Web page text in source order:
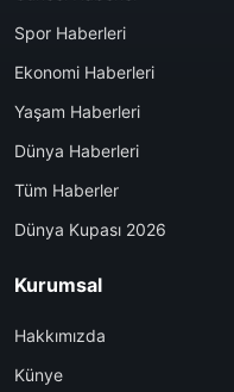
Spor Haberleri
Ekonomi Haberleri
Yaşam Haberleri
Dünya Haberleri
Tüm Haberler
Dünya Kupası 2026
Kurumsal
Hakkımızda
Künye